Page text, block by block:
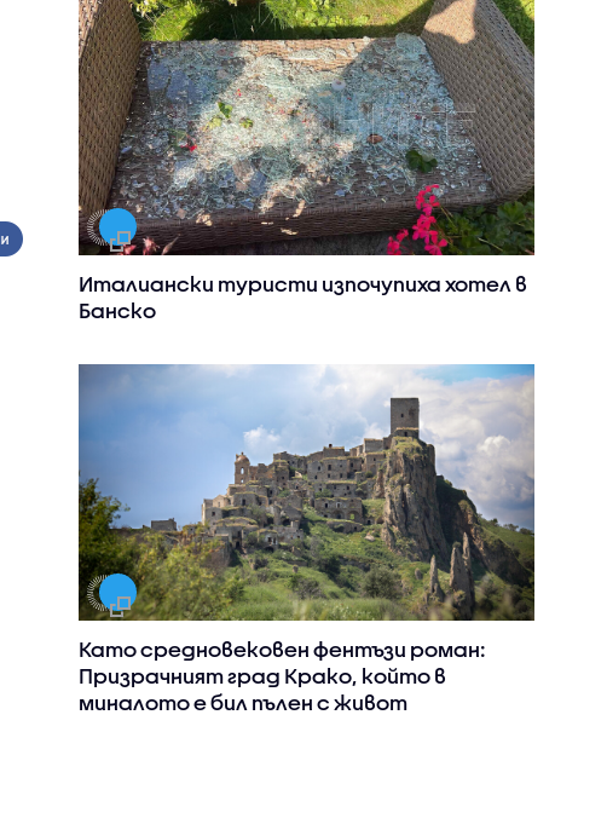
Италиански туристи изпочупиха хотел в
Банско
Като средновековен фентъзи роман:
Призрачният град Крако, който в
миналото е бил пълен с живот